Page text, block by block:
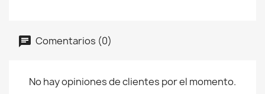
Comentarios (0)
No hay opiniones de clientes por el momento.